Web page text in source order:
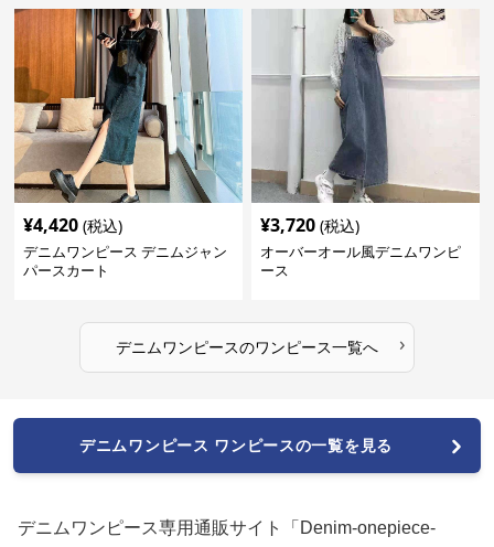
¥4,420 (税込)
デニムワンピース デニムジャン
パースカート
¥3,720 (税込)
オーバーオール風デニムワンピ
ース
デニムワンピースのワンピース一覧へ ›
デニムワンピース ワンピースの一覧を見る
デニムワンピース専用通販サイト「Denim-onepiece-